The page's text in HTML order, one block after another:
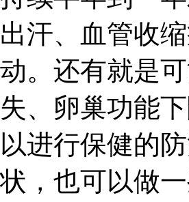
出汗、血管收
动。还有就是
失、卵巢功能
以进行保健的
状，也可以做